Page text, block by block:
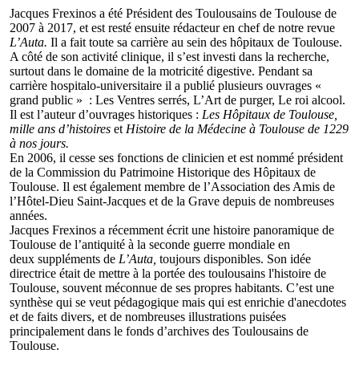
Jacques Frexinos a été Président des Toulousains de Toulouse de
2007 à 2017, et est resté ensuite rédacteur en chef de notre revue
L’Auta. Il a fait toute sa carrière au sein des hôpitaux de Toulouse.
A côté de son activité clinique, il s’est investi dans la recherche,
surtout dans le domaine de la motricité digestive. Pendant sa
carrière hospitalo-universitaire il a publié plusieurs ouvrages «
grand public » : Les Ventres serrés, L’Art de purger, Le roi alcool.
Il est l’auteur d’ouvrages historiques : Les Hôpitaux de Toulouse,
mille ans d’histoires et Histoire de la Médecine à Toulouse de 1229
à nos jours.
En 2006, il cesse ses fonctions de clinicien et est nommé président
de la Commission du Patrimoine Historique des Hôpitaux de
Toulouse. Il est également membre de l’Association des Amis de
l’Hôtel-Dieu Saint-Jacques et de la Grave depuis de nombreuses
années.
Jacques Frexinos a récemment écrit une histoire panoramique de
Toulouse de l’antiquité à la seconde guerre mondiale en
deux suppléments de L’Auta, toujours disponibles. Son idée
directrice était de mettre à la portée des toulousains l'histoire de
Toulouse, souvent méconnue de ses propres habitants. C’est une
synthèse qui se veut pédagogique mais qui est enrichie d'anecdotes
et de faits divers, et de nombreuses illustrations puisées
principalement dans le fonds d’archives des Toulousains de
Toulouse.